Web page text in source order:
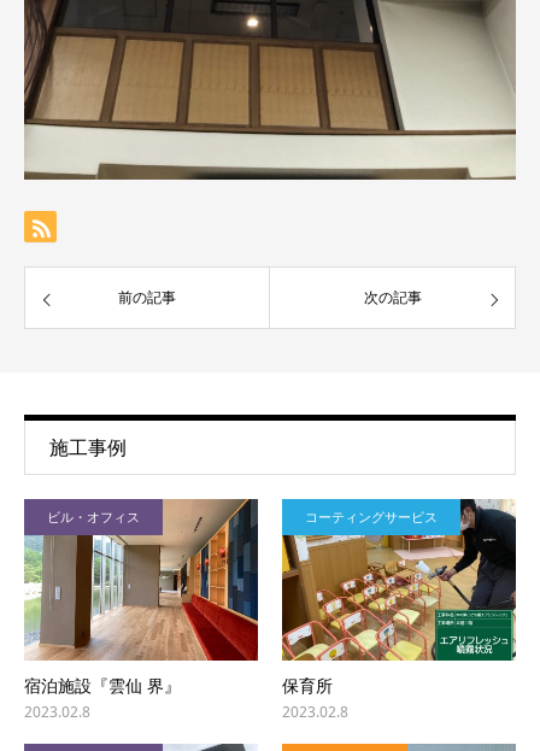
前の記事 次の記事
施工事例
ビル・オフィス
宿泊施設『雲仙 界』
2023.02.8
コーティングサービス
保育所
2023.02.8